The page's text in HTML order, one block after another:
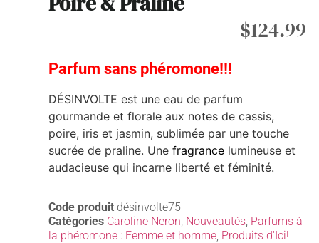
$124.99
Parfum sans phéromone!!!
DÉSINVOLTE est une eau de parfum
gourmande et florale aux notes de cassis,
poire, iris et jasmin, sublimée par une touche
sucrée de praline. Une fragrance lumineuse et
audacieuse qui incarne liberté et féminité.
Code produit désinvolte75
Catégories Caroline Neron, Nouveautés, Parfums à
la phéromone : Femme et homme, Produits d'Ici!